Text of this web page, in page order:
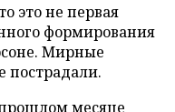
это не первая
формирования
Мирные
пострадали.
месяце